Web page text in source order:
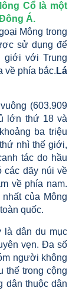
Cổ là một
Á.
Mông trong
sử dụng để
giới với Trung
về phía bắc. Lá
(603.909
lớn thứ 18 và
ba triệu
nhì thế giới,
tác do hầu
các dãy núi về
về phía nam.
của Mông
quốc.
là dân du mục
vẹn. Đa số
người không
thế trong cộng
dân thuộc dân